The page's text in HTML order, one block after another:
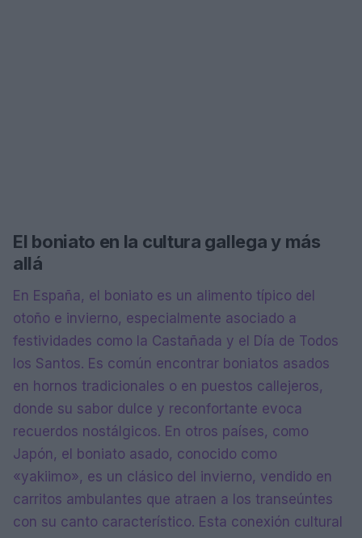
El boniato en la cultura gallega y más
allá
En España, el boniato es un alimento típico del
otoño e invierno, especialmente asociado a
festividades como la Castañada y el Día de Todos
los Santos. Es común encontrar boniatos asados
en hornos tradicionales o en puestos callejeros,
donde su sabor dulce y reconfortante evoca
recuerdos nostálgicos. En otros países, como
Japón, el boniato asado, conocido como
«yakiimo», es un clásico del invierno, vendido en
carritos ambulantes que atraen a los transeúntes
con su canto característico. Esta conexión cultural